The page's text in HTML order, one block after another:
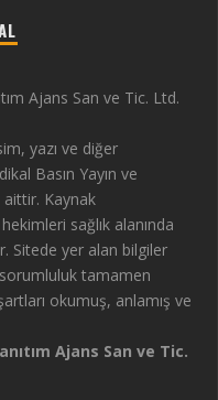
Ajans San ve Tic. Ltd.
yazı ve diğer
Basın Yayın ve
aittir. Kaynak
sağlık alanında
Sitede yer alan bilgiler
sorumluluk tamamen
okumuş, anlamış ve
Ajans San ve Tic.